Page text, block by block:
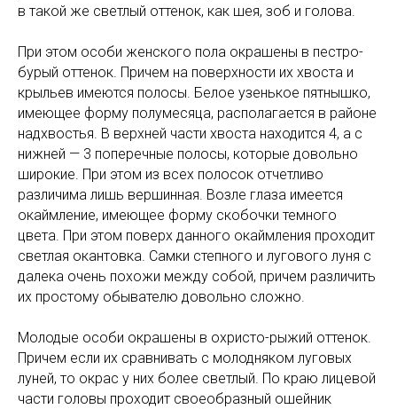
в такой же светлый оттенок, как шея, зоб и голова.
При этом особи женского пола окрашены в пестро-
бурый оттенок. Причем на поверхности их хвоста и
крыльев имеются полосы. Белое узенькое пятнышко,
имеющее форму полумесяца, располагается в районе
надхвостья. В верхней части хвоста находится 4, а с
нижней — 3 поперечные полосы, которые довольно
широкие. При этом из всех полосок отчетливо
различима лишь вершинная. Возле глаза имеется
окаймление, имеющее форму скобочки темного
цвета. При этом поверх данного окаймления проходит
светлая окантовка. Самки степного и лугового луня с
далека очень похожи между собой, причем различить
их простому обывателю довольно сложно.
Молодые особи окрашены в охристо-рыжий оттенок.
Причем если их сравнивать с молодняком луговых
луней, то окрас у них более светлый. По краю лицевой
части головы проходит своеобразный ошейник